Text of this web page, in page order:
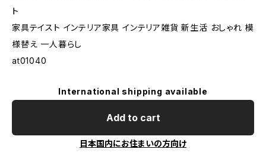
ト
家具テイスト インテリア家具 インテリア雑貨 新生活 おしゃれ 模
様替え 一人暮らし
at01040
International shipping available
Add to cart
日本国内にお住まいの方向け